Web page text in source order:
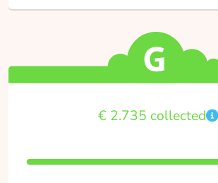
€ 2.735 collected